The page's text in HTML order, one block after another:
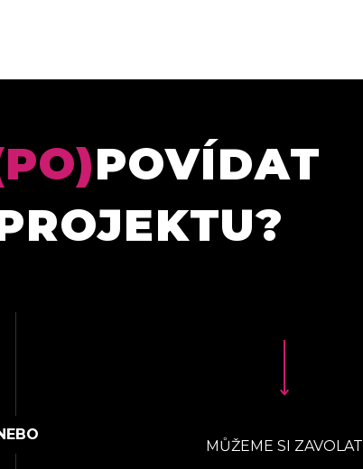
POVÍDAT
MŮŽEME SI ZAVOLAT